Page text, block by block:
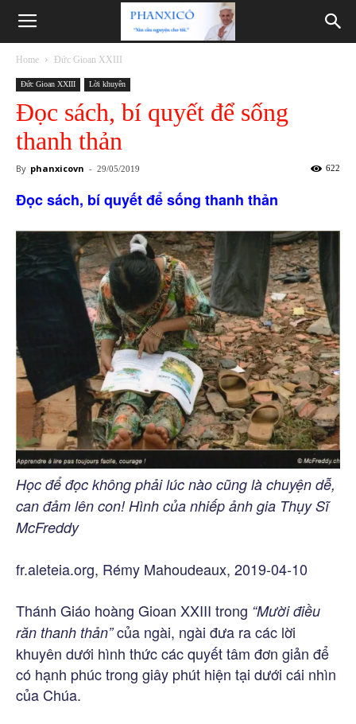
Phanxicô
Home Đức Gioan XXIII
Đức Gioan XXIII Lời khuyên
Đọc sách, bí quyết để sống
thanh thản
By phanxicovn - 29/05/2019 622
Đọc sách, bí quyết để sống thanh thản
Học để đọc không phải lúc nào cũng là chuyện dễ,
can đảm lên con! Hình của nhiếp ảnh gia Thụy Sĩ
McFreddy
fr.aleteia.org, Rémy Mahoudeaux, 2019-04-10
Thánh Giáo hoàng Gioan XXIII trong “Mười điều
răn thanh thản”của ngài, ngài đưa ra các lời
khuyên dưới hình thức các quyết tâm đơn giản để
có hạnh phúc trong giây phút hiện tại dưới cái nhìn
của Chúa.